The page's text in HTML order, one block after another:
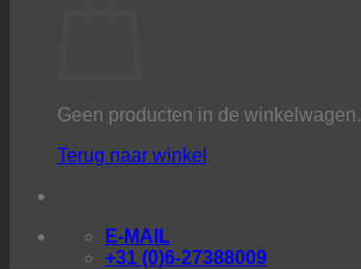
Geen producten in de winkelwagen.
Terug naar winkel
E-MAIL
+31 (0)6-27388009